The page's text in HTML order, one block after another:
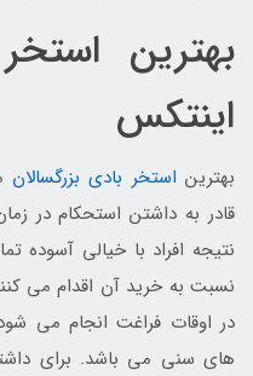
بهترین
اینتکس
بهترین استخر بادی بزرگسالان
قادر به داشتن استحکام در
نتیجه افراد با خیالی آسوده
نسبت به خرید آن اقدام می
در اوقات فراغت انجام می
های سنی می باشد. برای